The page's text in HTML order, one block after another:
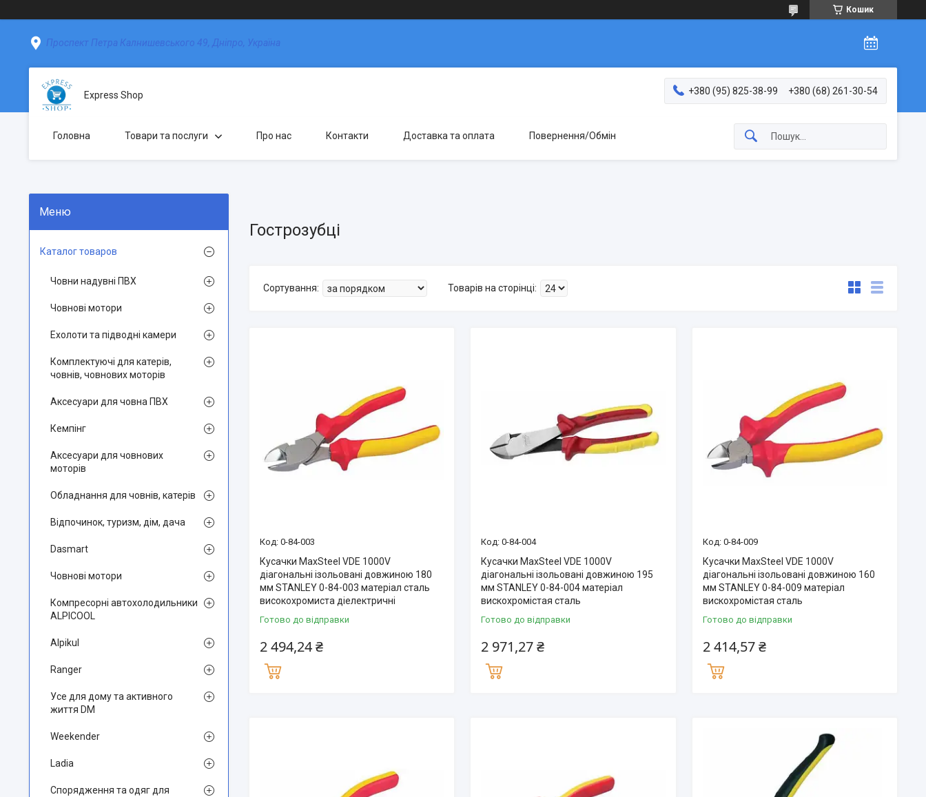
Кошик
Проспект Петра Калнишевського 49, Дніпро, Україна
Express Shop +380 (95) 825-38-99 +380 (68) 261-30-54
Головна Товари та послуги Про нас Контакти Доставка та оплата Повернення/Обмін
Гострозубці
0-84-003
Кусачки MaxSteel VDE 1000V
діагональні ізольовані довжиною 180
мм STANLEY 0-84-003 матеріал сталь
високохромиста діелектричні
Готово до відправки
2 494,24 ₴
0-84-004
Кусачки MaxSteel VDE 1000V
діагональні ізольовані довжиною 195
мм STANLEY 0-84-004 матеріал
вискохромістая сталь
Готово до відправки
2 971,27 ₴
0-84-009
Кусачки MaxSteel VDE 1000V
діагональні ізольовані довжиною 160
мм STANLEY 0-84-009 матеріал
вискохромістая сталь
Готово до відправки
2 414,57 ₴
Каталог товаров
Човни надувні ПВХ
Човнові мотори
Ехолоти та підводні камери
Комплектуючі для катерів,
човнів, човнових моторів
Аксесуари для човна ПВХ
Кемпінг
Аксесуари для човнових
моторів
Обладнання для човнів, катерів
Відпочинок, туризм, дім, дача
Dasmart
Човнові мотори
Компресорні автохолодильники
ALPICOOL
Alpikul
Ranger
Усе для дому та активного
життя DM
Weekender
Ladia
Спорядження та одяг для